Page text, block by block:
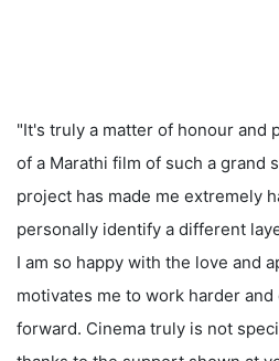
"It's truly a matter of honour and
of a Marathi film of such a grand
project has made me extremely
personally identify a different
I am so happy with the love and
motivates me to work harder
forward. Cinema truly is not